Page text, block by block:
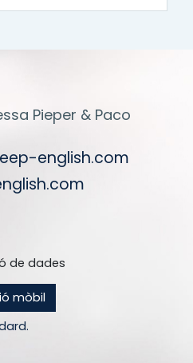
Pieper & Paco
english.com
de dades
mòbil